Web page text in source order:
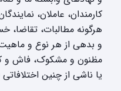
کارمندان، عاملان،
هرگونه مطالبات، تقاضا،
و بدهی از هر نوع و
مظنون و مشکوک، فاش و
یا ناشی از چنین